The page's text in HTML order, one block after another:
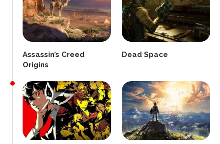
Assassin’s Creed
Origins
Dead Space